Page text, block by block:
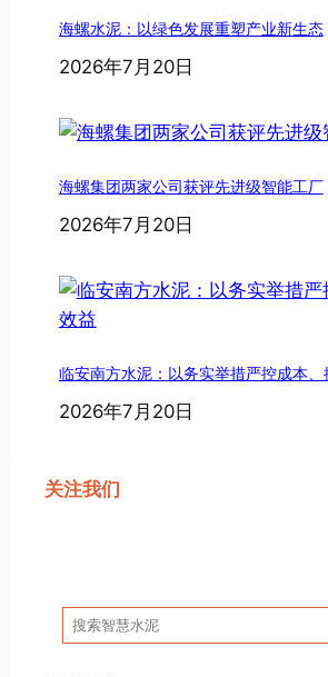
海螺水泥：以绿色发展重塑产业新生态
2026年7月20日
海螺集团两家公司获评先进级智能工厂
2026年7月20日
临安南方水泥：以务实举措严控成本、
2026年7月20日
关注我们
搜
索